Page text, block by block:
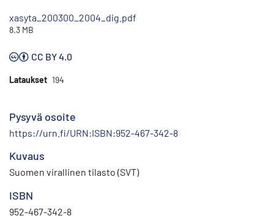
xasyta_200300_2004_dig.pdf
8.3 MB
CC BY 4.0
Lataukset 194
Pysyvä osoite
https://urn.fi/URN:ISBN:952-467-342-8
Kuvaus
Suomen virallinen tilasto (SVT)
ISBN
952-467-342-8